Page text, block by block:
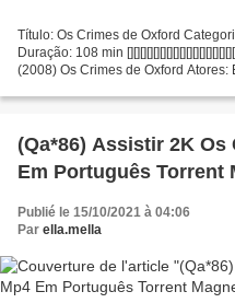
Título: Os Crimes de Oxford
Duração: 108 min
(2008) Os Crimes de Oxford
(Qa*86) Assistir 2K
Em Português Torrent
Publié le 15/10/2021 à 04:06
Par ella.mella